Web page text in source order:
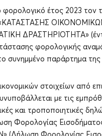
φορολογικό έτος 2023 τον
«ΚΑΤΑΣΤΑΣΗΣ
ΔΡΑΣΤΗΡΙΟΤΗΤΑ»
φορολογικής
συνημμένο παράρτημα
στοιχείων από
με τις
και τροποποιητικές
Φορολογίας